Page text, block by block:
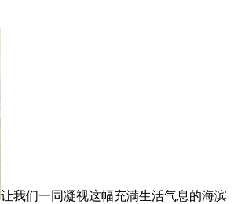
让我们一同凝视这幅充满生活气息的海滨